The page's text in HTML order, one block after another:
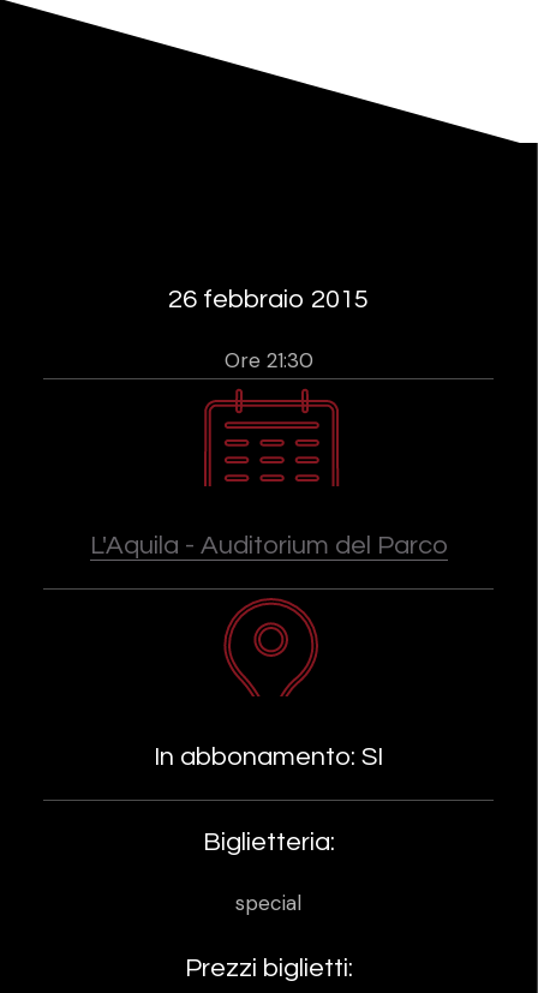
26 febbraio 2015
Ore 21:30
L'Aquila - Auditorium del Parco
In abbonamento: SI
Biglietteria:
special
Prezzi biglietti: